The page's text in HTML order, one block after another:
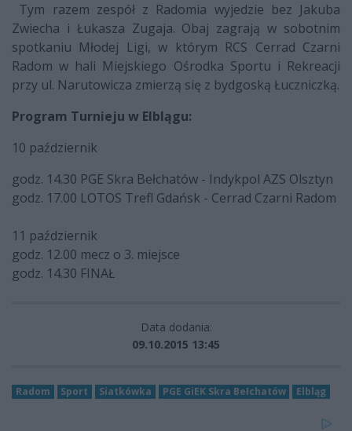
Tym razem zespół z Radomia wyjedzie bez Jakuba
Zwiecha i Łukasza Zugaja. Obaj zagrają w sobotnim
spotkaniu Młodej Ligi, w którym RCS Cerrad Czarni
Radom w hali Miejskiego Ośrodka Sportu i Rekreacji
przy ul. Narutowicza zmierzą się z bydgoską Łuczniczką.
Program Turnieju w Elblągu:
10 październik
godz. 14.30 PGE Skra Bełchatów - Indykpol AZS Olsztyn
godz. 17.00 LOTOS Trefl Gdańsk - Cerrad Czarni Radom
11 październik
godz. 12.00 mecz o 3. miejsce
godz. 14.30 FINAŁ
Data dodania:
09.10.2015 13:45
Radom Sport Siatkówka PGE GiEK Skra Bełchatów Elbląg